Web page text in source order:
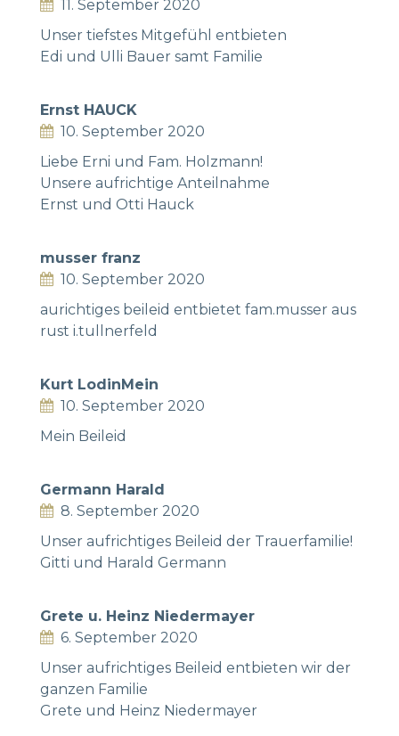
11. September 2020
Unser tiefstes Mitgefühl entbieten
Edi und Ulli Bauer samt Familie
Ernst HAUCK
10. September 2020
Liebe Erni und Fam. Holzmann!
Unsere aufrichtige Anteilnahme
Ernst und Otti Hauck
musser franz
10. September 2020
aurichtiges beileid entbietet fam.musser aus
rust i.tullnerfeld
Kurt LodinMein
10. September 2020
Mein Beileid
Germann Harald
8. September 2020
Unser aufrichtiges Beileid der Trauerfamilie!
Gitti und Harald Germann
Grete u. Heinz Niedermayer
6. September 2020
Unser aufrichtiges Beileid entbieten wir der
ganzen Familie
Grete und Heinz Niedermayer